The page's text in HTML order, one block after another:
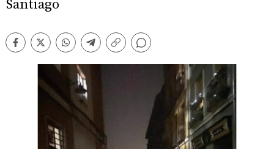
Santiago
Facebook
TwitterWhatsappTelegram
Copiar
Comentarios